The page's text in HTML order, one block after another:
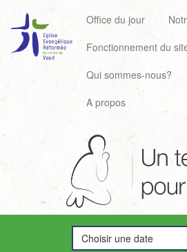
Office du jour
Fonctionnement du
Qui sommes-nous?
A propos
Choisir une date